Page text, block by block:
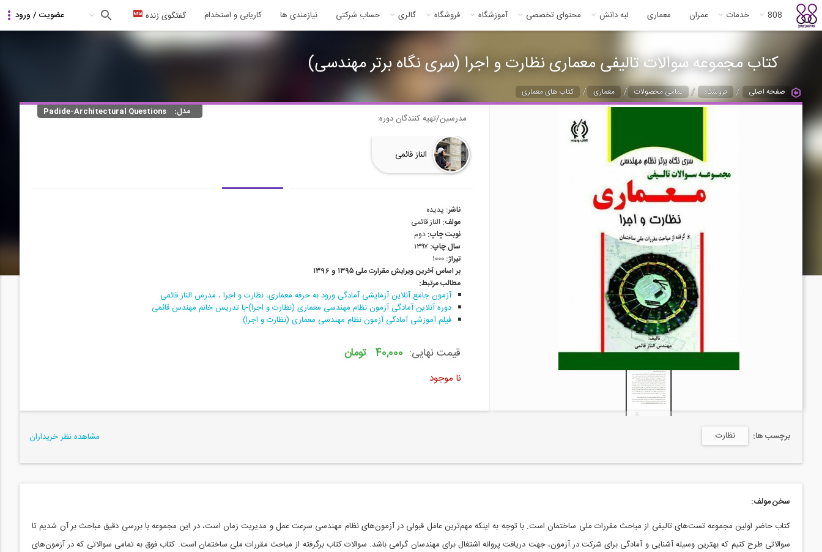
808 خدمات عمران معماری لبه دانش محتوای تخصصی آموزشگاه فروشگاه گالری حساب شرکتی نیازمندی ها کاریابی و استخدام گفتگوی زنده
کتاب مجموعه سوالات تالیفی معماری نظارت و اجرا (سری نگاه برتر مهندسی)
صفحه اصلی / فروشگاه / تمامی محصولات / معماری /
کتاب های معماری
مدل:
Padide-Architectural Questions
مدرسین/تهیه کنندگان دوره:
الناز قائمی
ناشر: پدیده
مولف: الناز قائمی
نوبت چاپ: دوم
سال چاپ:
تیراژ:
بر اساس آخرين ويرايش مقرارت ملی ۱۳۹۵ و ۱۳۹۶
مطالب مرتبط:
آزمون جامع آنلاين آزمايشی آمادگی ورود به حرفه معماری، نظارت و اجرا ، مدرس الناز قائمی
دوره آنلاین آمادگی آزمون نظام مهندسی معماری (نظارت و اجرا)-با تدریس خانم مهندس قائمی
فیلم آموزشی آمادگی آزمون نظام مهندسی معماری (نظارت و اجرا)
قیمت نهایی: 40,000 تومان
نا موجود
برچسب ها: نظارت مشاهده نظر خریداران
سخن مولف:
کتاب حاضر اولین مجموعه تست‌های تالیفی از مباحث مقررات ملی ساختمان است. با توجه به اینکه مهم‌ترین عامل قبولی در آزمون‌های نظام مهندسی سرعت عمل و مدیریت زمان است، در این مجموعه با بررسی دقیق مباحث بر آن شدیم تا
سوالاتی طرح کنیم که بهترین وسیله آشنایی و آمادگی برای شرکت در آزمون، جهت دریافت پروانه اشتغال برای مهندسان گرامی باشد. سوالات کتاب برگرفته از مباحث مقررات ملی ساختمان است. کتاب فوق به تمامی سوالاتی که در آزمون‌های